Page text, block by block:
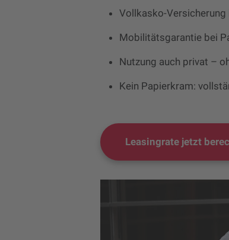
Vollkasko-
Mobilitätsgarantie bei
Nutzung auch privat –
Kein Papierkram:
Leasingrate jetzt